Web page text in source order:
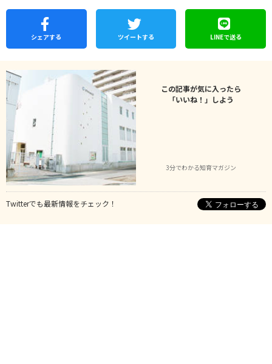
シェアする ツイートする LINEで送る
この記事が気に入ったら
「いいね！」しよう
3分でわかる知育マガジン
Twitterでも最新情報をチェック！